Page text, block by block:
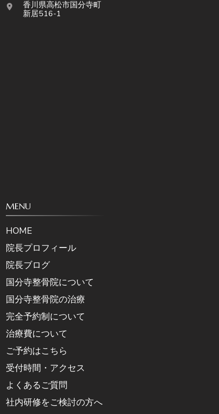
香川県高松市国分寺町
新居516-1
MENU
HOME
院長プロフィール
院長ブログ
国分寺整骨院について
国分寺整骨院の治療
完全予約制について
治療費について
ご予約はこちら
受付時間・アクセス
よくあるご質問
社内研修をご検討の方へ